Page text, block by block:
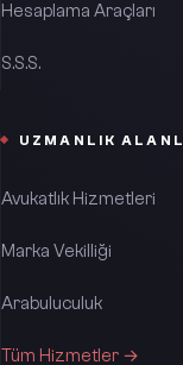
Hesaplama Araçları
S.S.S.
UZMANLIK
Avukatlık Hizmetleri
Marka Vekilliği
Arabuluculuk
Tüm Hizmetler →